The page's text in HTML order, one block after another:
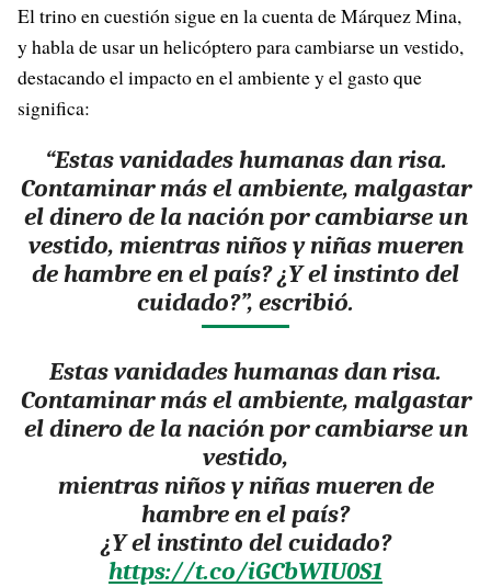
El trino en cuestión sigue en la cuenta de Márquez Mina,
y habla de usar un helicóptero para cambiarse un vestido,
destacando el impacto en el ambiente y el gasto que
significa:
“Estas vanidades humanas dan risa.
Contaminar más el ambiente, malgastar
el dinero de la nación por cambiarse un
vestido, mientras niños y niñas mueren
de hambre en el país? ¿Y el instinto del
cuidado?”, escribió.
Estas vanidades humanas dan risa.
Contaminar más el ambiente, malgastar
el dinero de la nación por cambiarse un
vestido,
mientras niños y niñas mueren de
hambre en el país?
¿Y el instinto del cuidado?
https://t.co/iGCbWIU0S1